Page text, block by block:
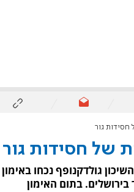
חסידות גור
של חסידות גור
גולדקנופף נכחו באימון
בתום האימון